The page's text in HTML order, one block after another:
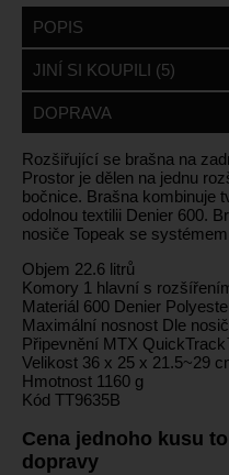
POPIS
JINÍ SI KOUPILI (5)
DOPRAVA
Rozšiřující se brašna na
Prostor je dělen na jednu
bočnice. Brašna kombinuje
odolnou textilii Denier 600.
nosiče Topeak se
Objem 22.6 litrů
Komory 1 hlavní s
Materiál 600 Denier
Maximální nosnost Dle
Připevnění MTX
Velikost 36 x 25 x 21.5~29
Hmotnost 1160 g
Kód TT9635B
Cena jednoho kusu
dopravy